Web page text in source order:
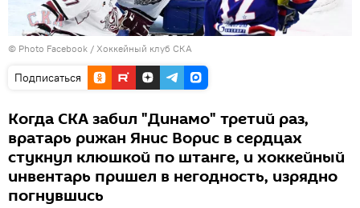
© Photo Facebook / Хоккейный клуб СКА
Подписаться
Когда СКА забил "Динамо" третий раз,
вратарь рижан Янис Ворис в сердцах
стукнул клюшкой по штанге, и хоккейный
инвентарь пришел в негодность, изрядно
погнувшись